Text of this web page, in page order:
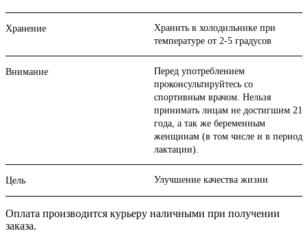
Хранение
Хранить в холодильнике при
температуре от 2-5 градусов
Внимание
Перед употреблением
проконсультируйтесь со
спортивным врачом. Нельзя
принимать лицам не достигшим 21
года, а так же беременным
женщинам (в том числе и в период
лактации).
Цель Улучшение качества жизни
Оплата производится курьеру наличными при получении
заказа.